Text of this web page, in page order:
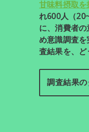
甘味料摂取を
れ600人（
に、消費者
め意識調査
査結果を、ど
調査結果